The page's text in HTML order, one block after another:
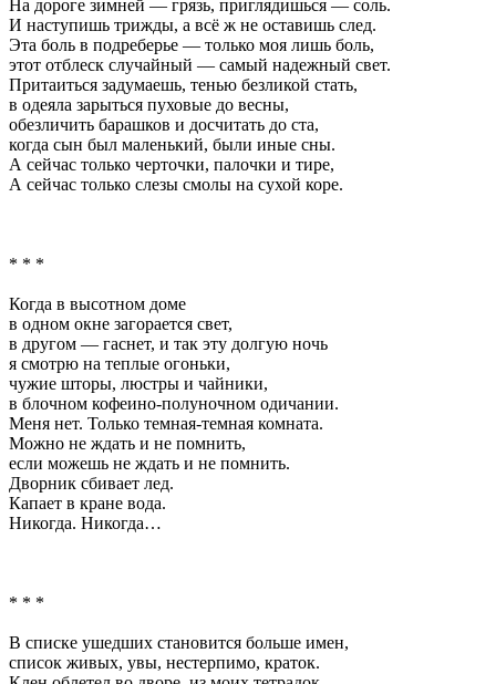
На дороге зимней — грязь, приглядишься — соль.
И наступишь трижды, а всё ж не оставишь след.
Эта боль в подреберье — только моя лишь боль,
этот отблеск случайный — самый надежный свет.
Притаиться задумаешь, тенью безликой стать,
в одеяла зарыться пуховые до весны,
обезличить барашков и досчитать до ста,
когда сын был маленький, были иные сны.
А сейчас только черточки, палочки и тире,
А сейчас только слезы смолы на сухой коре.
* * *
Когда в высотном доме
в одном окне загорается свет,
в другом — гаснет, и так эту долгую ночь
я смотрю на теплые огоньки,
чужие шторы, люстры и чайники,
в блочном кофеино-полуночном одичании.
Меня нет. Только темная-темная комната.
Можно не ждать и не помнить,
если можешь не ждать и не помнить.
Дворник сбивает лед.
Капает в кране вода.
Никогда. Никогда…
* * *
В списке ушедших становится больше имен,
список живых, увы, нестерпимо, краток.